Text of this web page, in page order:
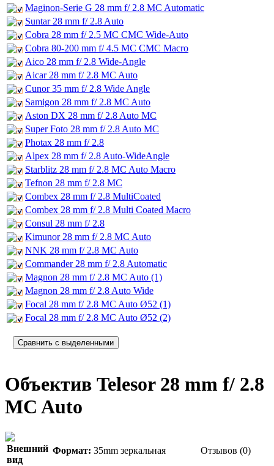
Maginon-Serie G 28 mm f/ 2.8 MC Automatic
Suntar 28 mm f/ 2.8 Auto
Cobra 28 mm f/ 2.5 MC CMC Wide-Auto
Cobra 80-200 mm f/ 4.5 MC CMC Macro
Aico 28 mm f/ 2.8 Wide-Angle
Aicar 28 mm f/ 2.8 MC Auto
Cunor 35 mm f/ 2.8 Wide Angle
Samigon 28 mm f/ 2.8 MC Auto
Aston DX 28 mm f/ 2.8 Auto MC
Super Foto 28 mm f/ 2.8 Auto MC
Photax 28 mm f/ 2.8
Alpex 28 mm f/ 2.8 Auto-WideAngle
Starblitz 28 mm f/ 2.8 MC Auto Macro
Tefnon 28 mm f/ 2.8 MC
Combex 28 mm f/ 2.8 MultiCoated
Combex 28 mm f/ 2.8 Multi Coated Macro
Consul 28 mm f/ 2.8
Kimunor 28 mm f/ 2.8 MC Auto
NNK 28 mm f/ 2.8 MC Auto
Commander 28 mm f/ 2.8 Automatic
Magnon 28 mm f/ 2.8 MC Auto (1)
Magnon 28 mm f/ 2.8 Auto Wide
Focal 28 mm f/ 2.8 MC Auto Ø52 (1)
Focal 28 mm f/ 2.8 MC Auto Ø52 (2)
Объектив Telesor 28 mm f/ 2.8
MC Auto
Внешний
вид
Формат: 35mm зеркальная Отзывов (0)